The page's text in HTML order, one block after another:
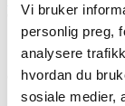
Vi bruker
personlig preg,
analysere
hvordan du
sosiale medier,
butikk